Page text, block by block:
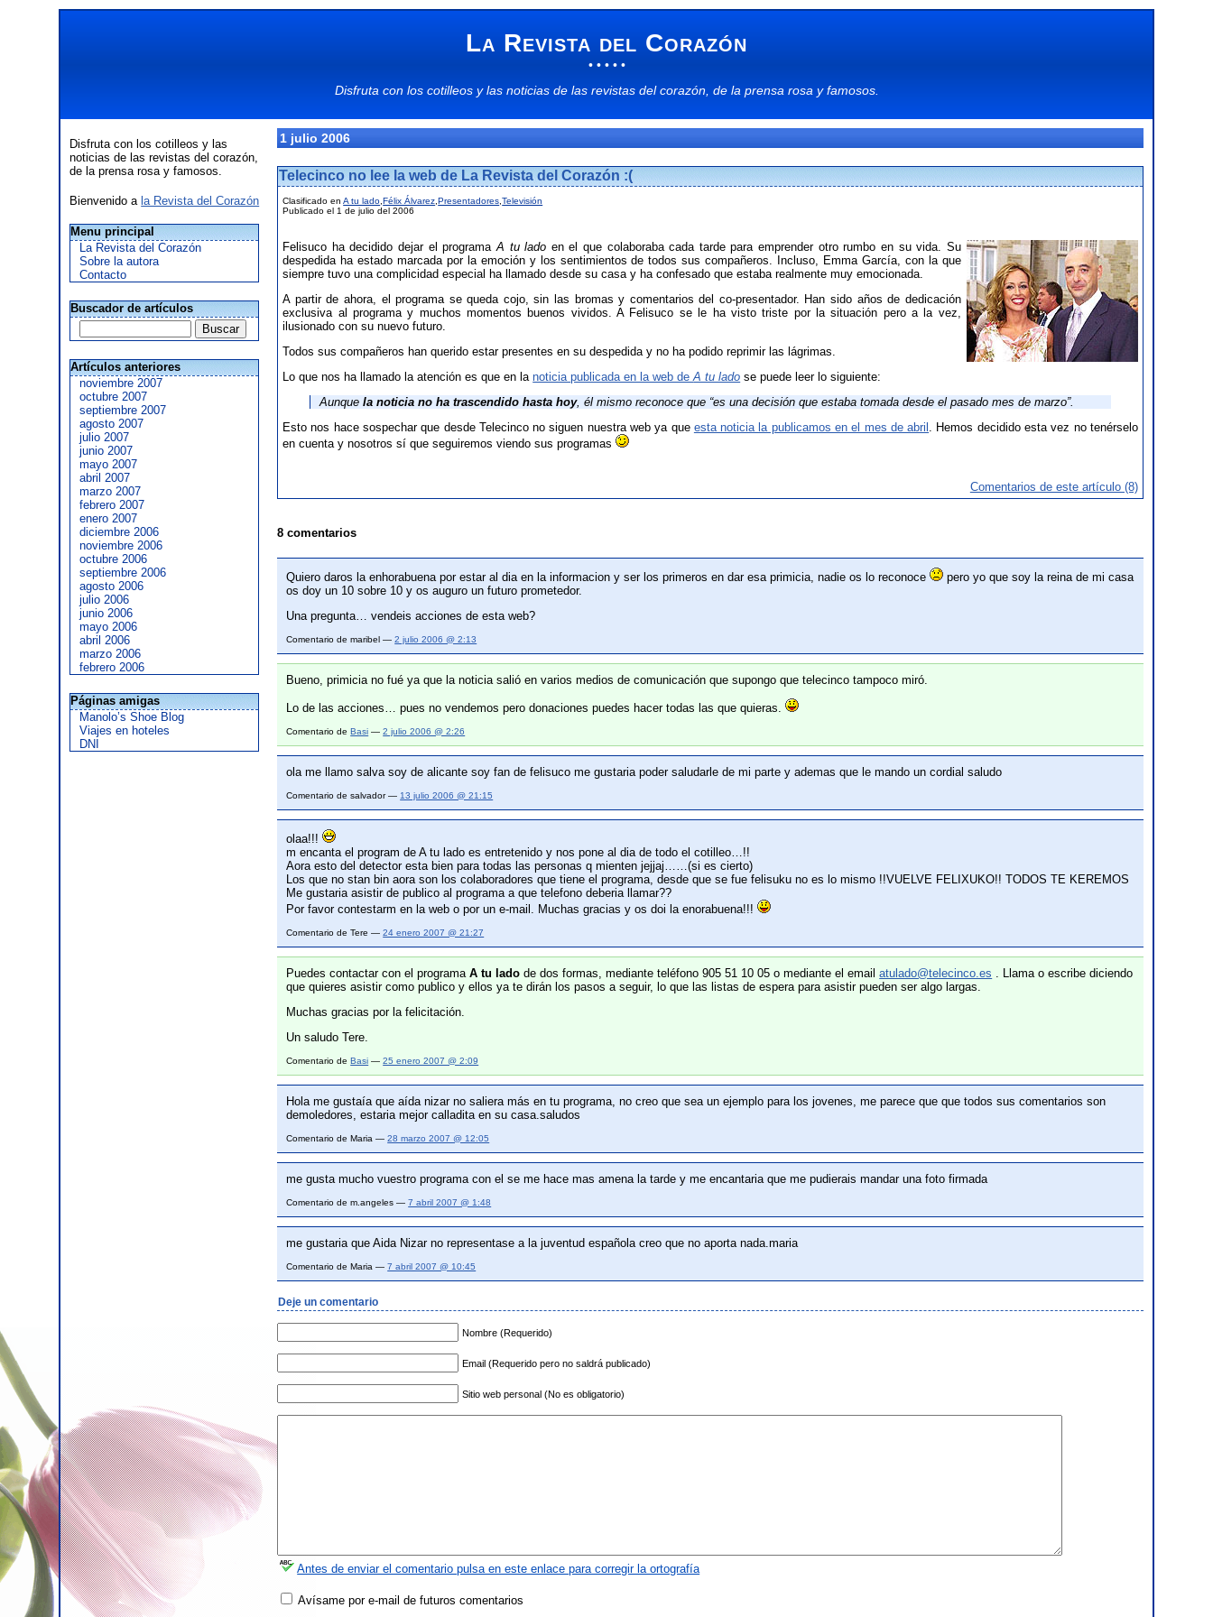
La Revista del Corazón
• • • • •
Disfruta con los cotilleosy las noticiasde las revistas del corazón, de la prensa rosa yfamosos.
Disfruta con los cotilleos y las
noticias de las revistas del corazón,
de la prensa rosa y famosos.
Bienvenido a la Revista del Corazón
Menu principal
La Revista del Corazón
Sobre la autora
Contacto
Buscador de artículos
Artículos anteriores
noviembre 2007
octubre 2007
septiembre 2007
agosto 2007
julio 2007
junio 2007
mayo 2007
abril 2007
marzo 2007
febrero 2007
enero 2007
diciembre 2006
noviembre 2006
octubre 2006
septiembre 2006
agosto 2006
julio 2006
junio 2006
mayo 2006
abril 2006
marzo 2006
febrero 2006
Páginas amigas
Manolo’s Shoe Blog
Viajes en hoteles
DNI
1 julio 2006
Telecinco no lee la web de La Revista del Corazón :(
Clasificado enA tu lado ,Félix Álvarez ,Presentadores ,Televisión
Publicado el 1 de julio del 2006
Felisuco ha decidido dejar el programaA tu lado en el que colaboraba cada tarde para emprender otro rumbo en su vida. Su
despedida ha estado marcada por la emoción y los sentimientos de todos sus compañeros. Incluso, Emma García, con la que
siempre tuvo una complicidad especial ha llamado desde su casa y ha confesado que estaba realmente muy emocionada.
A partir de ahora, el programa se queda cojo, sin las bromas y comentarios del co-presentador. Han sido años de dedicación
exclusiva al programa y muchos momentos buenos vividos. A Felisuco se le ha visto triste por la situación pero a la vez,
ilusionado con su nuevo futuro.
Todos sus compañeros han querido estar presentes en su despedida y no ha podido reprimir las lágrimas.
Lo que nos ha llamado la atención es que en lanoticia publicada en la web deA tu lado se puede leer lo siguiente:
Aunquela noticia no ha trascendido hasta hoy, él mismo reconoce que “es una decisión que estaba tomada desde el pasado mes de marzo”.
Esto nos hace sospechar que desde Telecinco no siguen nuestra web ya que esta noticia la publicamos en el mes de abril . Hemos decidido esta vez no tenérselo
en cuenta y nosotros sí que seguiremos viendo sus programas
Comentarios de este artículo (8)
8 comentarios
Quiero daros la enhorabuena por estar al dia en la informacion y ser los primeros en dar esa primicia, nadie os lo reconoce
pero yo que soy la reina de mi casa
os doy un 10 sobre 10 y os auguro un futuro prometedor.
Una pregunta… vendeis acciones de esta web?
Comentario de maribel —2 julio 2006 @ 2:13
Bueno, primicia no fué ya que la noticia salió en varios medios de comunicación que supongo que telecinco tampoco miró.
Lo de las acciones… pues no vendemos pero donaciones puedes hacer todas las que quieras.
Comentario deBasi —2 julio 2006 @ 2:26
ola me llamo salva soy de alicante soy fan de felisuco me gustaria poder saludarle de mi parte y ademas que le mando un cordial saludo
Comentario de salvador — 13 julio 2006 @ 21:15
olaa!!!
m encanta el program de A tu lado es entretenido y nos pone al dia de todo el cotilleo…!!
Aora esto del detector esta bien para todas las personas q mienten jejjaj……(si es cierto)
Los que no stan bin aora son los colaboradores que tiene el programa, desde que se fue felisuku no es lo mismo !!VUELVE FELIXUKO!! TODOS TE KEREMOS
Me gustaria asistir de publico al programa a que telefono deberia llamar??
Por favor contestarm en la web o por un e-mail. Muchas gracias y os doi la enorabuena!!!
Comentario de Tere —24 enero 2007 @ 21:27
Puedes contactar con el programaA tu lado de dos formas, mediante teléfono 905 51 10 05 o mediante el emailatulado@telecinco.es . Llama o escribe diciendo
que quieres asistir como publico y ellos ya te dirán los pasos a seguir, lo que las listas de espera para asistir pueden ser algo largas.
Muchas gracias por la felicitación.
Un saludo Tere.
Comentario deBasi —25 enero 2007 @ 2:09
Hola me gustaía que aída nizar no saliera más en tu programa, no creo que sea un ejemplo para los jovenes, me parece que que todos sus comentarios son
demoledores, estaria mejor calladita en su casa.saludos
Comentario de Maria —28 marzo 2007 @ 12:05
me gusta mucho vuestro programa con el se me hace mas amena la tarde y me encantaria que me pudierais mandar una foto firmada
Comentario de m.angeles —7 abril 2007 @ 1:48
me gustaria que Aida Nizar no representase a la juventud española creo que no aporta nada.maria
Comentario de Maria —7 abril 2007 @ 10:45
Deje un comentario
Nombre (Requerido)
Email (Requerido pero no saldrá publicado)
Sitio web personal (No es obligatorio)
Antes de enviar el comentario pulsa en este enlace para corregir la ortografía
Avísame por e-mail de futuros comentarios